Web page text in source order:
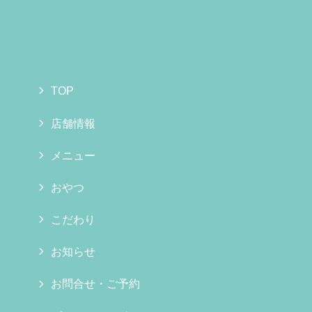
TOP
店舗情報
メニュー
おやつ
こだわり
お知らせ
お問合せ・ご予約